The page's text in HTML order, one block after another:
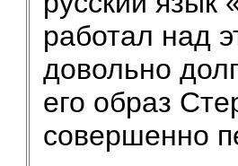
работал над
довольно
его образ
совершенно